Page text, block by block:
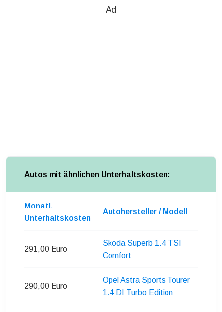
Ad
Autos mit ähnlichen Unterhaltskosten:
Monatl.
Unterhaltskosten
Autohersteller / Modell
291,00 Euro
Skoda Superb 1.4 TSI
Comfort
290,00 Euro
Opel Astra Sports Tourer
1.4 DI Turbo Edition